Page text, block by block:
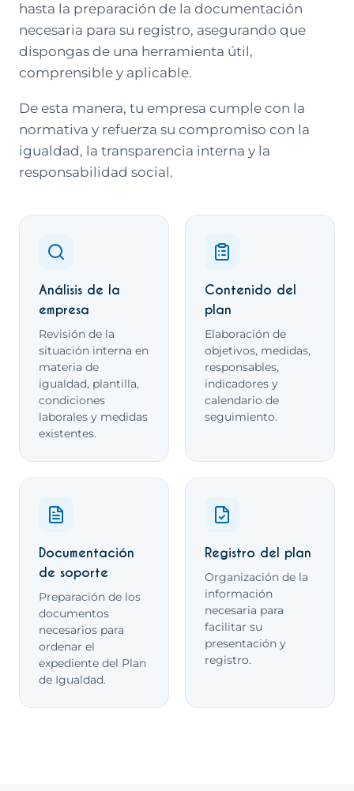
hasta la preparación de la documentación
necesaria para su registro, asegurando que
dispongas de una herramienta útil,
comprensible y aplicable.
De esta manera, tu empresa cumple con la
normativa y refuerza su compromiso con la
igualdad, la transparencia interna y la
responsabilidad social.
Qué incluye este servicio
Análisis de la
empresa
Revisión de la
situación interna en
materia de
igualdad, plantilla,
condiciones
laborales y medidas
existentes.
Contenido del
plan
Elaboración de
objetivos, medidas,
responsables,
indicadores y
calendario de
seguimiento.
Documentación
de soporte
Preparación de los
documentos
necesarios para
ordenar el
expediente del Plan
de Igualdad.
Registro del plan
Organización de la
información
necesaria para
facilitar su
presentación y
registro.